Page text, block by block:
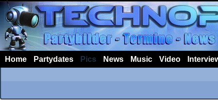
Home Partydates Pics News Music Video